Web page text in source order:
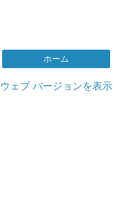
ホーム
ウェブ バージョンを表示